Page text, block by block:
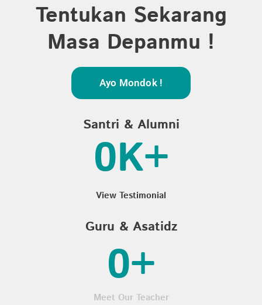
Tentukan Sekarang
Masa Depanmu !
Ayo Mondok !
Santri & Alumni
0K+
View Testimonial
Guru & Asatidz
0+
Meet Our Teacher